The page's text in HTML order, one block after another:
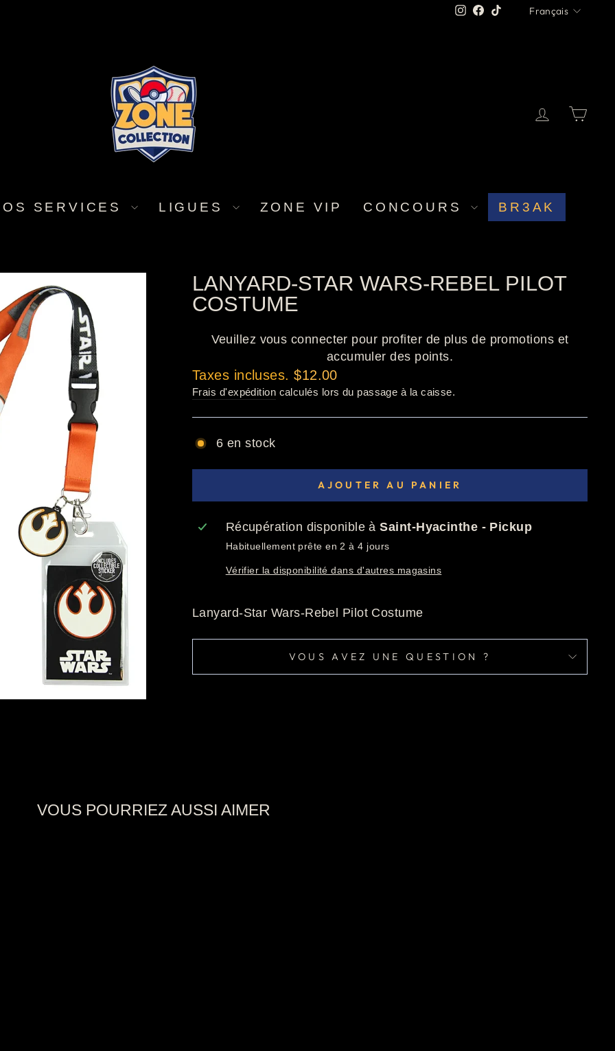
Instagram
Facebook
TikTokLANGUE
Français
SE
SERVICES LIGUES ZONE VIP CONCOURS BR3AK
LANYARD-STAR WARS-REBEL PILOT
COSTUME
Veuillez vous connecter pour profiter de plus de promotions et
accumuler des points.
Prix
régulier
Taxes incluses.$12.00
Frais d'expédition calculés lors du passage à la caisse.
6 en stock
AJOUTER AU PANIER
Récupération disponible àSaint-Hyacinthe - Pickup
Habituellement prête en 2 à 4 jours
Vérifier la disponibilité dans d'autres magasins
Lanyard-Star Wars-Rebel Pilot Costume
VOUS AVEZ UNE QUESTION ?
VOUS POURRIEZ AUSSI AIMER